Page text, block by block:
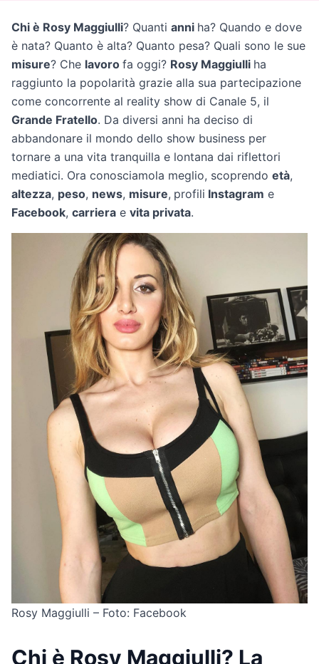
Chi è Rosy Maggiulli? Quanti anni ha? Quando e dove
è nata? Quanto è alta? Quanto pesa? Quali sono le sue
misure? Che lavoro fa oggi? Rosy Maggiulli ha
raggiunto la popolarità grazie alla sua partecipazione
come concorrente al reality show di Canale 5, il
Grande Fratello. Da diversi anni ha deciso di
abbandonare il mondo dello show business per
tornare a una vita tranquilla e lontana dai riflettori
mediatici. Ora conosciamola meglio, scoprendo età,
altezza, peso, news, misure, profili Instagram e
Facebook, carriera e vita privata.
Rosy Maggiulli – Foto: Facebook
Chi è Rosy Maggiulli? La